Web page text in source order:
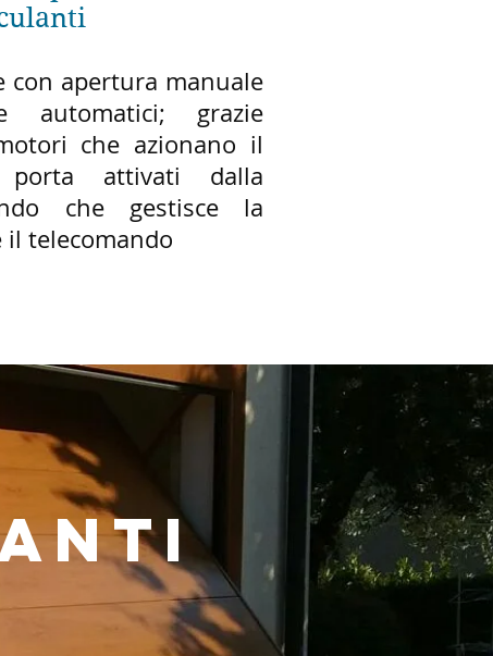
con apertura manuale
automatici; grazie
che azionano il
porta attivati dalla
che gestisce la
telecomando